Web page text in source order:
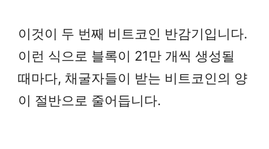
이것이 두 번째 비트코인 반감기입니다.
이런 식으로 블록이 21만 개씩 생성될
때마다, 채굴자들이 받는 비트코인의 양
이 절반으로 줄어듭니다.